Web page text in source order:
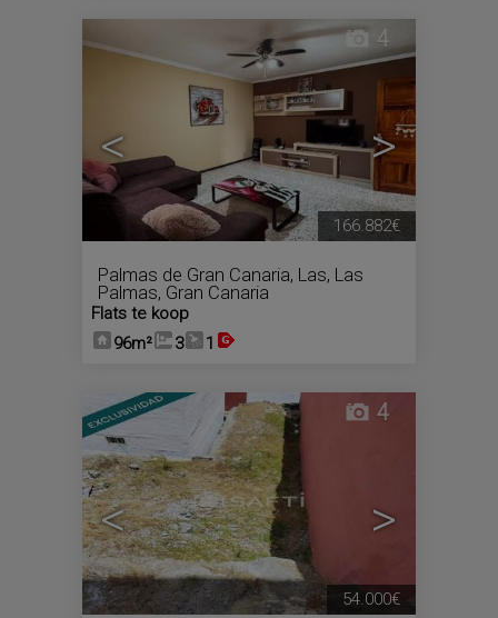
< >
4
Palmas de Gran Canaria, Las, Las
Palmas, Gran Canaria
Flats te koop
96m²
3 1
166.882€
< >
4
54.000€